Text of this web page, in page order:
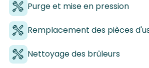
Purge et mise en pression
Remplacement des pièces
Nettoyage des brûleurs